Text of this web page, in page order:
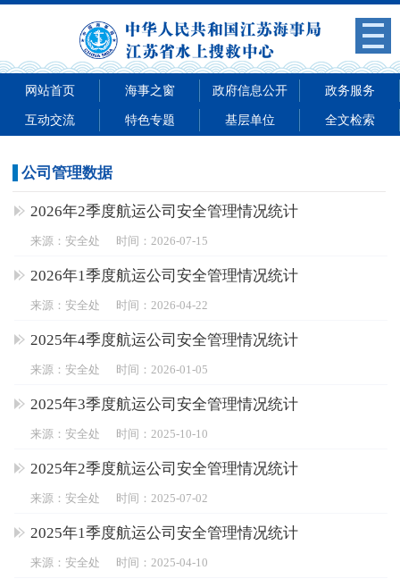
网站首页 海事之窗 政府信息公开 政务服务
互动交流 特色专题 基层单位 全文检索
公司管理数据
2026年2季度航运公司安全管理情况统计
来源：安全处 时间：2026-07-15
2026年1季度航运公司安全管理情况统计
来源：安全处 时间：2026-04-22
2025年4季度航运公司安全管理情况统计
来源：安全处 时间：2026-01-05
2025年3季度航运公司安全管理情况统计
来源：安全处 时间：2025-10-10
2025年2季度航运公司安全管理情况统计
来源：安全处 时间：2025-07-02
2025年1季度航运公司安全管理情况统计
来源：安全处 时间：2025-04-10